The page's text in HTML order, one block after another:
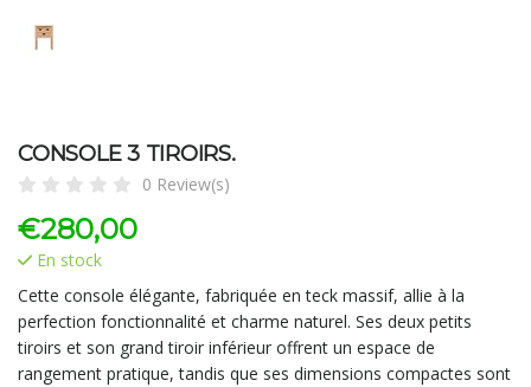
CONSOLE 3 TIROIRS.
0 Review(s)
€280,00
En stock
Cette console élégante, fabriquée en teck massif, allie à la
perfection fonctionnalité et charme naturel. Ses deux petits
tiroirs et son grand tiroir inférieur offrent un espace de
rangement pratique, tandis que ses dimensions compactes sont